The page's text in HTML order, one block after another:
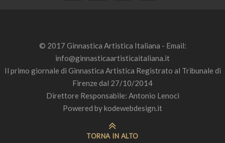
© 2017 Ginnastica Artistica Italiana - Email:
info@ginnasticaartisticaitaliana.it
Il primo giornale di Ginnastica Artistica Registrato al Tribunale di
Firenze dal 27/10/2014
Direttore Responsabile: Antonio Lenoci
Powered bykodewebdesign.it
TORNA IN ALTO